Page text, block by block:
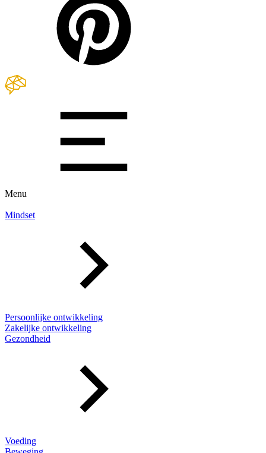
Menu
Mindset
Persoonlijke ontwikkeling
Zakelijke ontwikkeling
Gezondheid
Voeding